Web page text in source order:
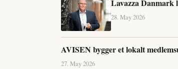
Lavazza Danmark
28. May 2026
AVISEN bygger et lokalt
27. May 2026